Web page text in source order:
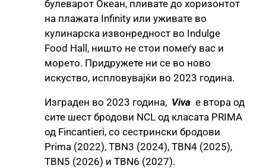
булеварот Океан, пливате до хоризонтот
на плажата Infinity или уживате во
кулинарска извонредност во Indulge
Food Hall, ништо не стои помеѓу вас и
морето. Придружете ни се во ново
искуство, испловувајќи во 2023 година.
Изграден во 2023 година, Viva е втора од
сите шест бродови NCL од класата PRIMA
од Fincantieri, со сестрински бродови
Prima (2022), TBN3 (2024), TBN4 (2025),
TBN5 (2026) и TBN6 (2027).